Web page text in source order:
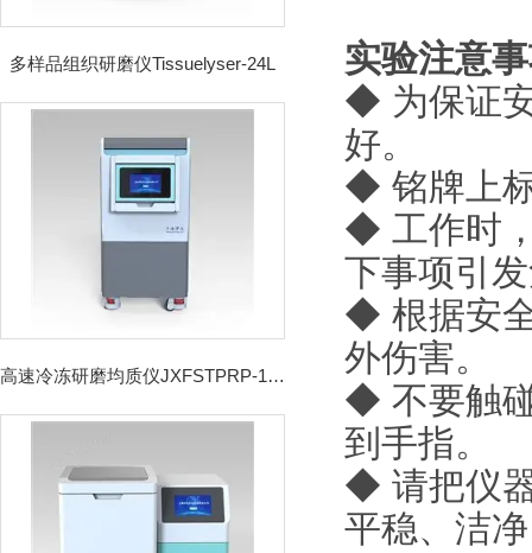
多样品组织研磨仪Tissuelyser-24L
高速冷冻研磨均质仪JXFSTPRP-192CL
实验注意
◆ 为保证
好。
◆ 铭牌上
◆ 工作时
下事项引
◆ 根据安
外伤害。
◆ 不要触
到手指。
◆ 请把仪
平稳、洁